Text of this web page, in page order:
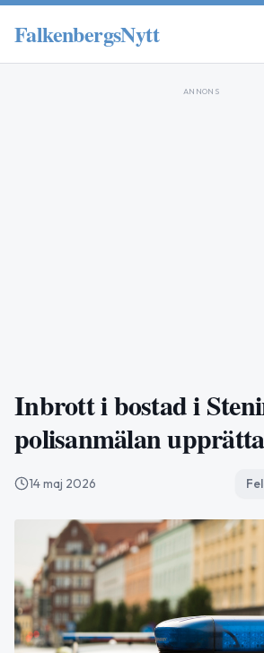
FalkenbergsNytt
ANNONS
Inbrott i bostad i
polisanmälan
14 maj 2026